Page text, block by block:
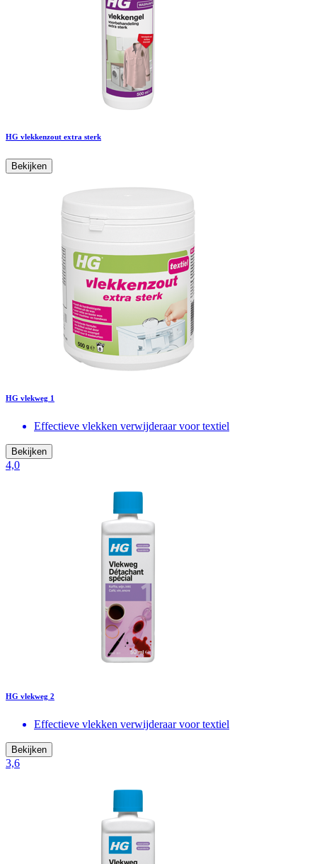
HG vlekkenzout extra sterk
Bekijken
HG vlekweg 1
Effectieve vlekken verwijderaar voor textiel
Bekijken
4,0
HG vlekweg 2
Effectieve vlekken verwijderaar voor textiel
Bekijken
3,6